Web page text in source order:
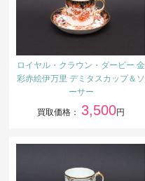
ロイヤル・クラウン・ダービー 金
彩赤絵伊万里 デミタスカップ＆ソ
ーサー
買取価格： 3,500円